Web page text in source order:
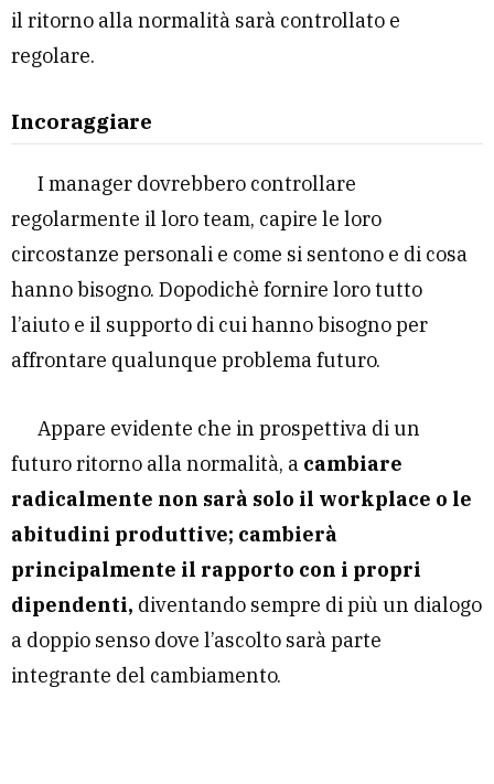
il ritorno alla normalità sarà controllato e
regolare.
Incoraggiare
I manager dovrebbero controllare
regolarmente il loro team, capire le loro
circostanze personali e come si sentono e di cosa
hanno bisogno. Dopodichè fornire loro tutto
l’aiuto e il supporto di cui hanno bisogno per
affrontare qualunque problema futuro.
Appare evidente che in prospettiva di un
futuro ritorno alla normalità, a cambiare
radicalmente non sarà solo il workplace o le
abitudini produttive; cambierà
principalmente il rapporto con i propri
dipendenti, diventando sempre di più un dialogo
a doppio senso dove l’ascolto sarà parte
integrante del cambiamento.